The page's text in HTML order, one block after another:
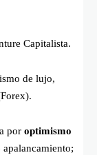
Capitalista.
de lujo,
por optimismo
apalancamiento;